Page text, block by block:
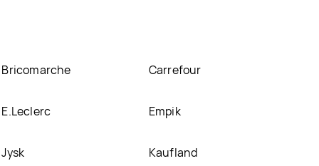
Bricomarche Carrefour
E.Leclerc Empik
Jysk Kaufland